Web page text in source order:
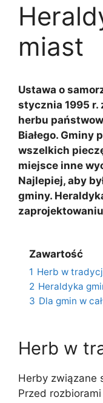
miast
Ustawa o
stycznia 1995 r.
herbu
Białego. Gminy
wszelkich
miejsce inne
Najlepiej, aby
gminy.
Zawartość
1 Herb w
2 Heraldyka
3 Dla gmin w
Herb w
Herby związane
Przed